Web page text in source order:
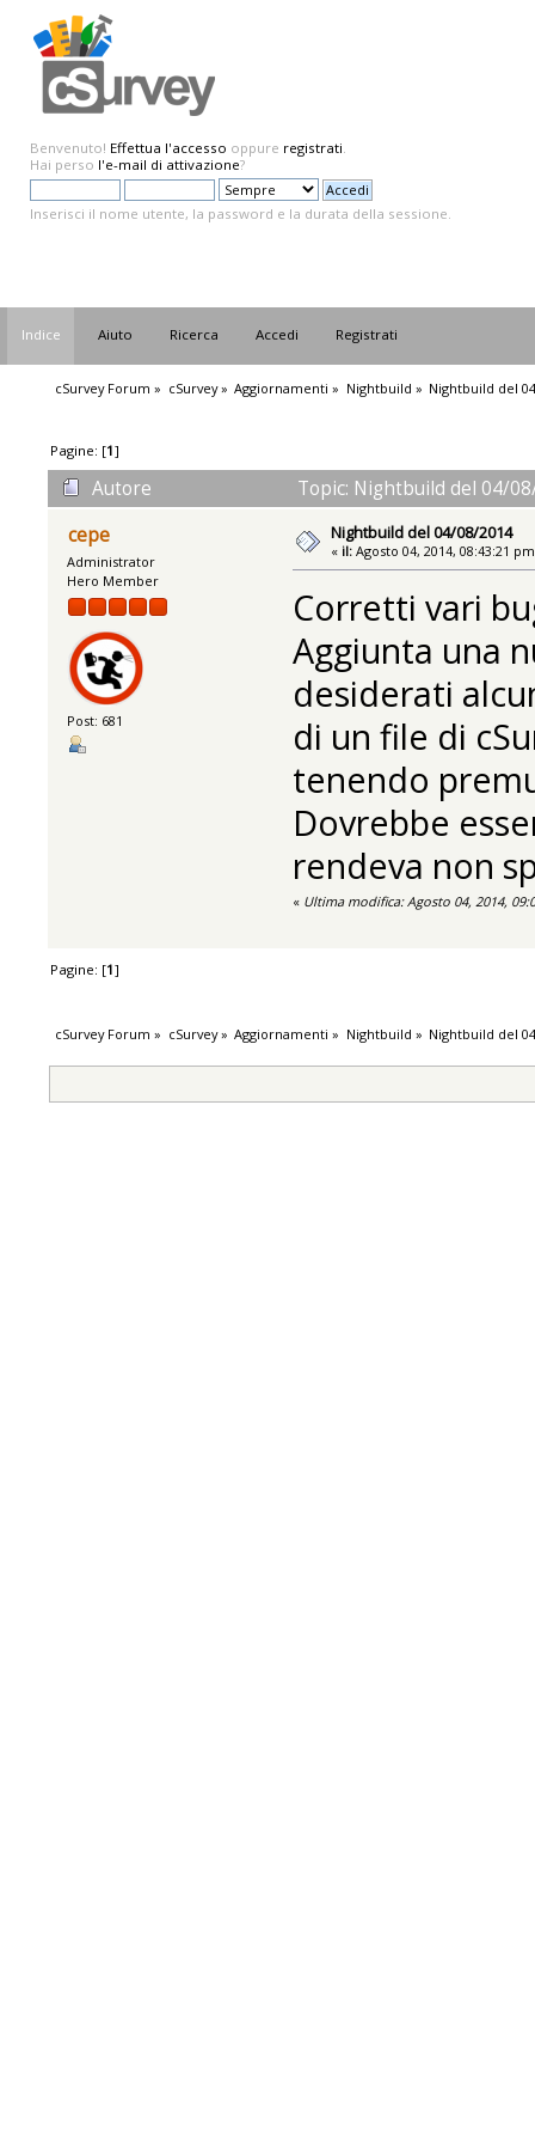
Benvenuto! Effettua l'accesso oppure registrati.
Hai perso l'e-mail di attivazione?
Inserisci il nome utente, la password e la durata della sessione.
Indice Aiuto Ricerca Accedi Registrati
cSurvey Forum » cSurvey» Aggiornamenti » Nightbuild » Nightbuild del
Pagine: [1]
Autore
Topic: Nightbuild del 04/
cepe
Administrator
Hero Member
Post: 681
Nightbuild del 04/08/2014
« il: Agosto 04, 2014, 08:43:21
Corretti vari
Aggiunta una
desiderati
di un file di
tenendo
Dovrebbe
rendeva non
« Ultima modifica: Agosto 04, 2014,
Pagine: [1]
cSurvey Forum » cSurvey» Aggiornamenti » Nightbuild » Nightbuild del